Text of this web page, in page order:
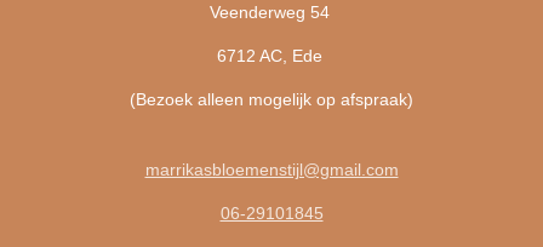
Veenderweg 54
6712 AC, Ede
(Bezoek alleen mogelijk op afspraak)
marrikasbloemenstijl@gmail.com
06-29101845